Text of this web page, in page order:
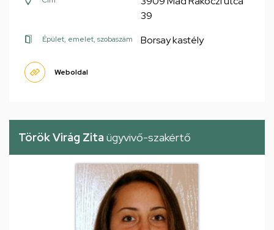
39
Épület, emelet, szobaszám Borsay kastély
Weboldal
Török Virág Zita ügyvivő-szakértő